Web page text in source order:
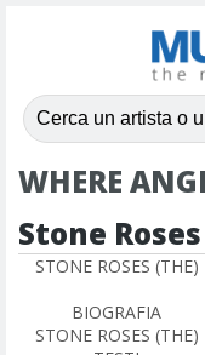
WHERE
Stone
STONE ROSES (THE)
BIOGRAFIA
STONE ROSES (THE)